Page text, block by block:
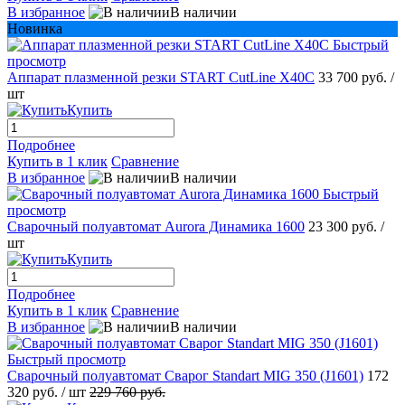
В избранное
В наличии
Новинка
Быстрый
просмотр
Аппарат плазменной резки START CutLine X40C 33 700 руб. /
шт
Купить
Подробнее
Купить в 1 клик Сравнение
В избранное
В наличии
Быстрый
просмотр
Сварочный полуавтомат Aurora Динамика 1600 23 300 руб. /
шт
Купить
Подробнее
Купить в 1 клик Сравнение
В избранное
В наличии
Быстрый просмотр
Сварочный полуавтомат Сварог Standart MIG 350 (J1601) 172
320 руб. / шт 229 760 руб.